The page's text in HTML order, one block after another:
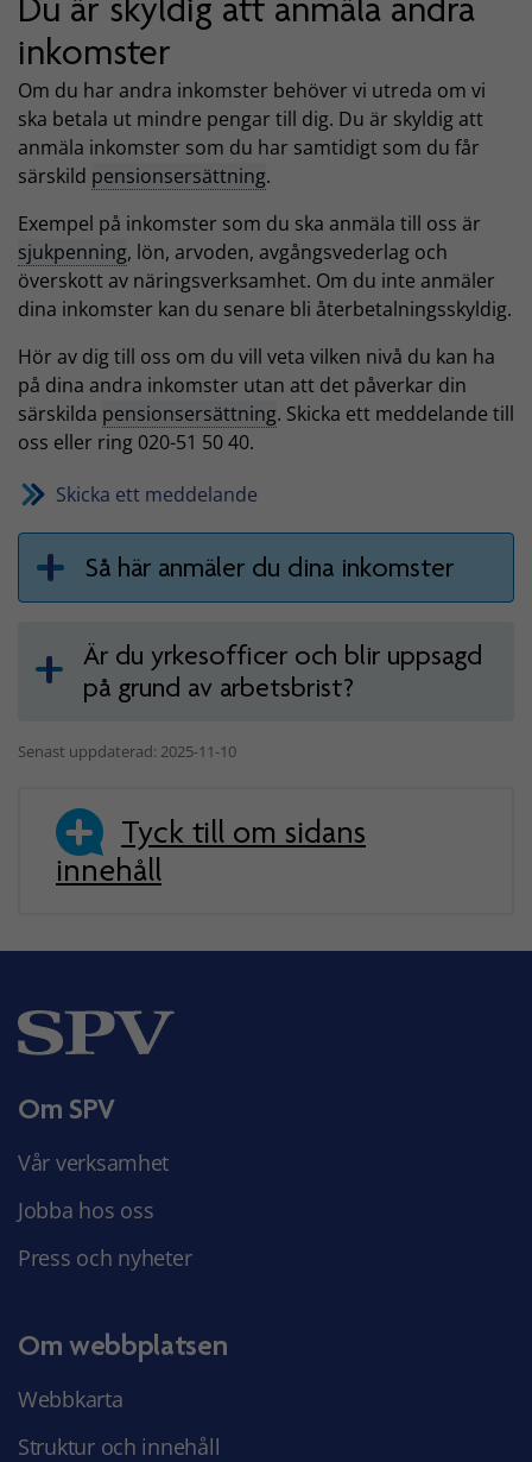
Du är skyldig att anmäla andra
inkomster
Om du har andra inkomster behöver vi utreda om vi
ska betala ut mindre pengar till dig. Du är skyldig att
anmäla inkomster som du har samtidigt som du får
särskild pensionsersättning.
Exempel på inkomster som du ska anmäla till oss är
sjukpenning, lön, arvoden, avgångsvederlag och
överskott av näringsverksamhet. Om du inte anmäler
dina inkomster kan du senare bli återbetalningsskyldig.
Hör av dig till oss om du vill veta vilken nivå du kan ha
på dina andra inkomster utan att det påverkar din
särskilda pensionsersättning. Skicka ett meddelande till
oss eller ring 020-51 50 40.
Skicka ett meddelande
Så här anmäler du dina inkomster
Är du yrkesofficer och blir uppsagd
på grund av arbetsbrist?
Senast uppdaterad: 2025-11-10
Tyck till om sidans
innehåll
Om SPV
Vår verksamhet
Jobba hos oss
Press och nyheter
Om webbplatsen
Webbkarta
Struktur och innehåll